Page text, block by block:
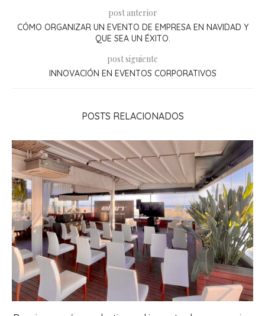
post anterior
CÓMO ORGANIZAR UN EVENTO DE EMPRESA EN NAVIDAD Y
QUE SEA UN ÉXITO.
post siguiente
INNOVACIÓN EN EVENTOS CORPORATIVOS
POSTS RELACIONADOS